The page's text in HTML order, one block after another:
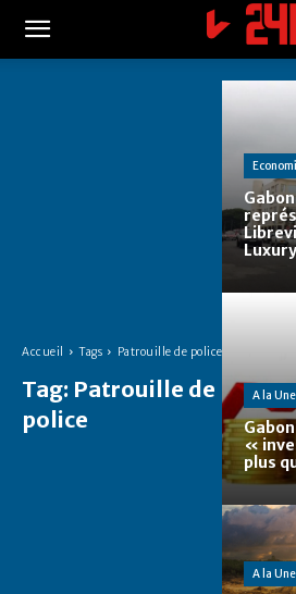
Accueil Tags Patrouille de police
Tag: Patrouille de
police
A la Une
«
plus
A la Une